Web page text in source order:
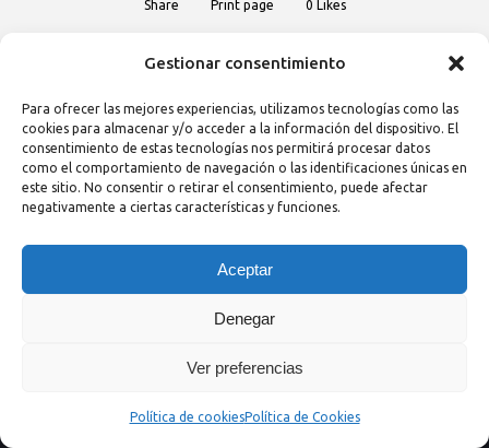
Gestionar consentimiento
Para ofrecer las mejores experiencias, utilizamos tecnologías como las
cookies para almacenar y/o acceder a la información del dispositivo. El
consentimiento de estas tecnologías nos permitirá procesar datos
como el comportamiento de navegación o las identificaciones únicas en
este sitio. No consentir o retirar el consentimiento, puede afectar
negativamente a ciertas características y funciones.
Aceptar
Denegar
Ver preferencias
Política de cookiesPolítica de Cookies
Share Print page 0 Likes
Empresa
Proyectos